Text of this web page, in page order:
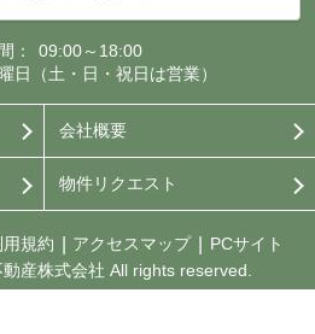
：
09:00～18:00
日（土・日・祝日は営業）
会社概要
物件リクエスト
用規約 アクセスマップ
PCサイト
産株式会社 All rights reserved.